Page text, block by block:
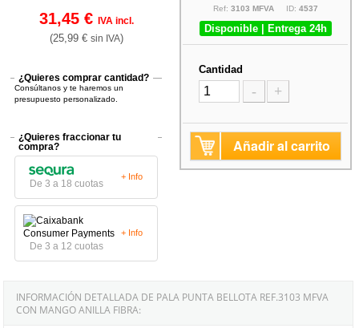
31,45 € IVA incl.
(25,99 € sin IVA)
¿Quieres comprar cantidad?
Consúltanos y te haremos un
presupuesto personalizado.
¿Quieres fraccionar tu
compra?
De 3 a 18 cuotas
+ Info
De 3 a 12 cuotas
+ Info
Ref: 3103 MFVAID: 4537
Disponible | Entrega 24h
Cantidad
- +
Añadir al carrito
INFORMACIÓN DETALLADA DE PALA PUNTA BELLOTA REF.3103 MFVA
CON MANGO ANILLA FIBRA: